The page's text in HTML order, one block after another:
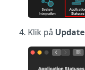
Klik på Update